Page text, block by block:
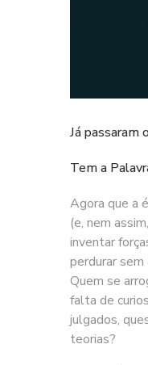
Já passaram
Tem a
Agora que a
(e, nem
inventar
perdurar
Quem se
falta de
julgados,
teorias?